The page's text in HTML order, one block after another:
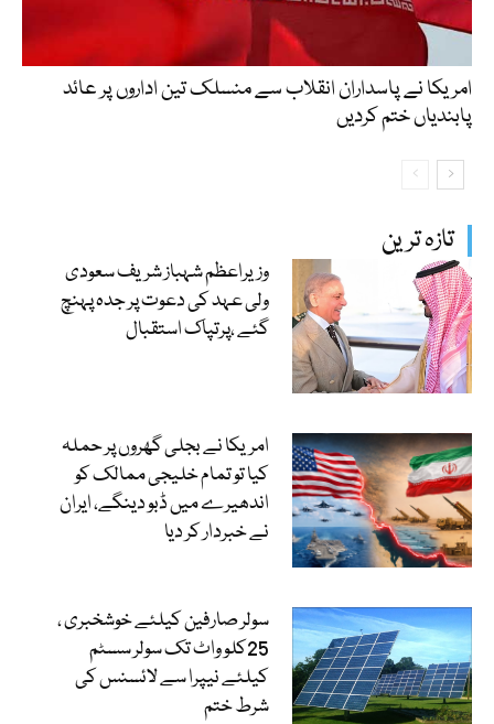
تازہ ترین
وزیراعظم شہباز شریف سعودی
ولی عہد کی دعوت پر جدہ پہنچ
گئے ،پرتپاک استقبال
امریکا نے بجلی گھروں پر حملہ
کیا تو تمام خلیجی ممالک کو
اندھیرے میں ڈبو دینگے، ایران
نے خبردار کر دیا
سولر صارفین کیلئے خوشخبری ،
25کلو واٹ تک سولر سسٹم
کیلئے نیپرا سے لائسنس کی
شرط ختم
امریکا نے پاسداران انقلاب سے منسلک تین اداروں پر عائد
پابندیاں ختم کردیں